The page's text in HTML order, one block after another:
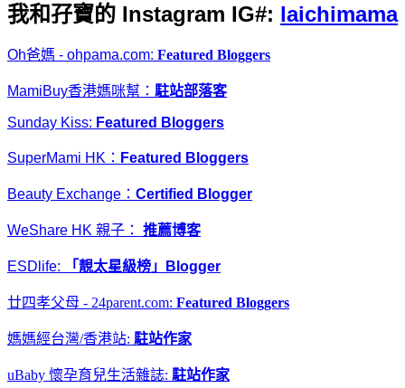
我和孖寶的 Instagram IG#: laichimama
Oh爸媽 - ohpama.com: Featured Bloggers
MamiBuy香港媽咪幫： 駐站部落客
Sunday Kiss: Featured Bloggers
SuperMami HK： Featured Bloggers
Beauty Exchange： Certified Blogger
WeShare HK 親子： 推薦博客
ESDlife: 「靚太星級榜」Blogger
廿四孝父母 - 24parent.com: Featured Bloggers
媽媽經台灣/香港站: 駐站作家
uBaby 懷孕育兒生活雜誌: 駐站作家